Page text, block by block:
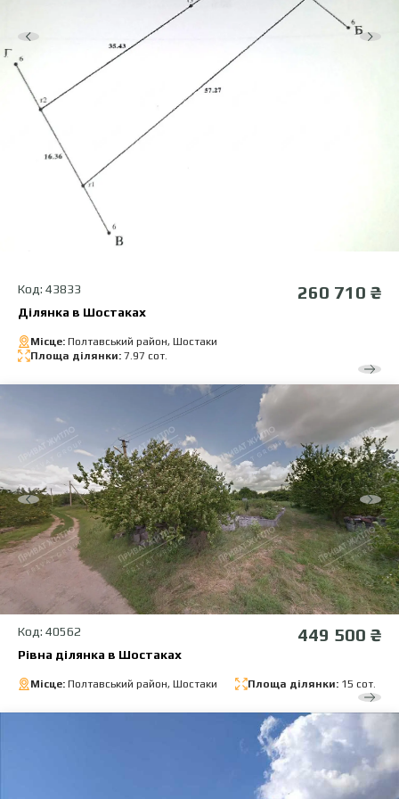
Код: 43833 260 710 ₴
Ділянка в Шостаках
Місце: Полтавський район, Шостаки
Площа ділянки: 7.97 сот.
Код: 40562 449 500 ₴
Рівна ділянка в Шостаках
Місце: Полтавський район, Шостаки Площа ділянки: 15 сот.